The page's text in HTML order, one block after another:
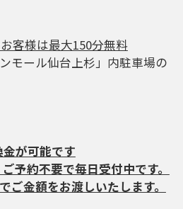
客様は最大150分無料
モール仙台上杉」内駐車場の
が可能です
予約不要で毎日受付中です。
ご金額をお渡しいたします。